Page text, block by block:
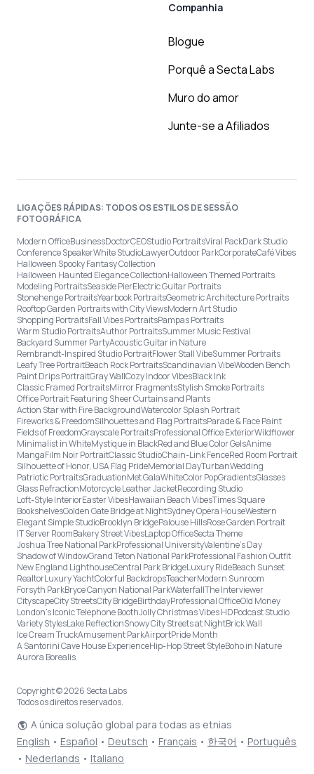
Companhia
Blogue
Porquê a Secta Labs
Muro do amor
Junte-se a Afiliados
LIGAÇÕES RÁPIDAS: TODOS OS ESTILOS DE SESSÃO
FOTOGRÁFICA
Modern OfficeBusinessDoctorCEOStudio PortraitsViral PackDark Studio
Conference SpeakerWhite StudioLawyerOutdoor ParkCorporateCafé Vibes
Halloween Spooky Fantasy Collection
Halloween Haunted Elegance CollectionHalloween Themed Portraits
Modeling PortraitsSeaside PierElectric Guitar Portraits
Stonehenge PortraitsYearbook PortraitsGeometric Architecture Portraits
Rooftop Garden Portraits with City ViewsModern Art Studio
Shopping PortraitsFall Vibes PortraitsPampas Portraits
Warm Studio PortraitsAuthor PortraitsSummer Music Festival
Backyard Summer PartyAcoustic Guitar in Nature
Rembrandt-Inspired Studio PortraitFlower Stall VibeSummer Portraits
Leafy Tree PortraitBeach Rock PortraitsScandinavian VibeWooden Bench
Paint Drips PortraitGray WallCozy Indoor VibesBlack Ink
Classic Framed PortraitsMirror FragmentsStylish Smoke Portraits
Office Portrait Featuring Sheer Curtains and Plants
Action Star with Fire BackgroundWatercolor Splash Portrait
Fireworks & FreedomSilhouettes and Flag PortraitsParade & Face Paint
Fields of FreedomGrayscale PortraitsProfessional Office ExteriorWildflower
Minimalist in WhiteMystique in BlackRed and Blue Color GelsAnime
MangaFilm Noir PortraitClassic StudioChain-Link FenceRed Room Portrait
Silhouette of Honor, USA Flag PrideMemorial DayTurbanWedding
Patriotic PortraitsGraduationMet GalaWhiteColor PopGradientsGlasses
Glass RefractionMotorcycle Leather JacketRecording Studio
Loft-Style InteriorEaster VibesHawaiian Beach VibesTimes Square
BookshelvesGolden Gate Bridge at NightSydney Opera HouseWestern
Elegant Simple StudioBrooklyn BridgePalouse HillsRose Garden Portrait
IT Server RoomBakery Street VibesLaptop OfficeSecta Theme
Joshua Tree National ParkProfessional UniversityValentine's Day
Shadow of WindowGrand Teton National ParkProfessional Fashion Outfit
New England LighthouseCentral Park BridgeLuxury RideBeach Sunset
RealtorLuxury YachtColorful BackdropsTeacherModern Sunroom
Forsyth ParkBryce Canyon National ParkWaterfallThe Interviewer
CityscapeCity StreetsCity BridgeBirthdayProfessional OfficeOld Money
London’s Iconic Telephone BoothJolly Christmas Vibes HDPodcast Studio
Variety StylesLake ReflectionSnowy City Streets at NightBrick Wall
Ice Cream TruckAmusement ParkAirportPride Month
A Santorini Cave House ExperienceHip-Hop Street StyleBoho in Nature
Aurora Borealis
Copyright © 2026 Secta Labs
Todos os direitos reservados.
A única solução global para todas as etnias
English • Español • Deutsch • Français • 한국어 • Português
• Nederlands • Italiano